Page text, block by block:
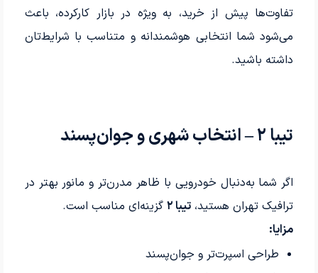
تفاوت‌ها پیش از خرید، به ویژه در بازار کارکرده، باعث
می‌شود شما انتخابی هوشمندانه و متناسب با شرایط‌تان
داشته باشید.
تیبا ۲ – انتخاب شهری و جوان‌پسند
اگر شما به‌دنبال خودرویی با ظاهر مدرن‌تر و مانور بهتر در
ترافیک تهران هستید، تیبا ۲ گزینه‌ای مناسب است.
مزایا:
طراحی اسپرت‌تر و جوان‌پسند